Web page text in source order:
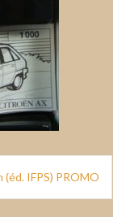
IFPS) PROMO